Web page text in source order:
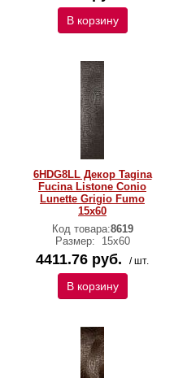
В корзину
6HDG8LL Декор Tagina
Fucina Listone Conio
Lunette Grigio Fumo
15x60
Код товара:8619
Размер:
15x60
4411.76 руб. / шт.
В корзину